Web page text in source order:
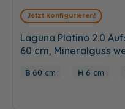
Jetzt konfigurieren!
Laguna Platino 2.0
60 cm, Mineralguss
60 cm 6 cm